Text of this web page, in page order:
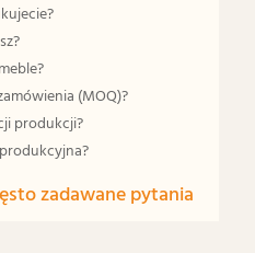
(MOQ)?
produkcji?
zadawane pytania